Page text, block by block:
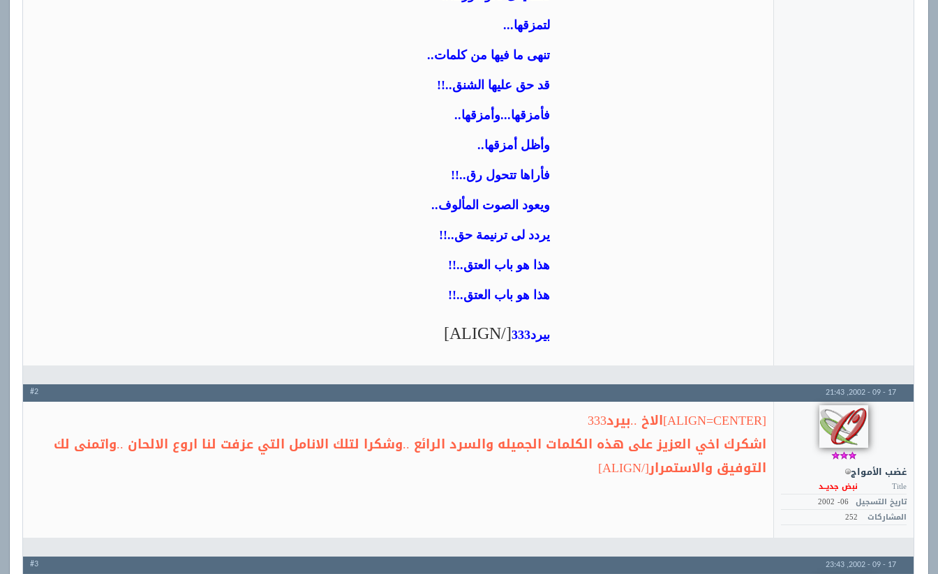
لتمزقها...
تنهى ما فيها من كلمات..
قد حق عليها الشنق..!!
فأمزقها...وأمزقها..
وأظل أمزقها..
فأراها تتحول رق..!!
ويعود الصوت المألوف..
يردد لى ترنيمة حق..!!
هذا هو باب العتق..!!
هذا هو باب العتق..!!
بيرد333 [/ALIGN]
17 - 09 - 2002,
21:43
#2
غضب الأمواج
Title
نبض جديــد
تاريخ التسجيل 06- 2002
المشاركات
252
[ALIGN=CENTER]الاخ ..بيرد333
اشكرك اخي العزيز على هذه الكلمات الجميله والسرد الرائع ..وشكرا لتلك الانامل التي عزفت لنا اروع الالحان ..واتمنى لك
التوفيق والاستمرار[/ALIGN]
17 - 09 - 2002,
23:43
#3